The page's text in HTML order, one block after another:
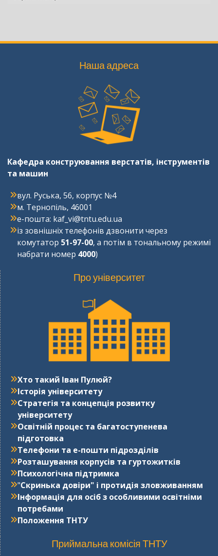
Наша адреса
Кафедра конструювання верстатів, інструментів
та машин
вул. Руська, 56, корпус №4
м. Тернопіль, 46001
e-пошта: kaf_vi@tntu.edu.ua
із зовнішніх телефонів дзвонити через
комутатор 51-97-00, а потім в тональному режимі
набрати номер 4000)
Про університет
Хто такий Іван Пулюй?
Історія університету
Стратегія та концепція розвитку
університету
Освітній процес та багатоступенева
підготовка
Телефони та е-пошти підрозділів
Розташування корпусів та гуртожитків
Психологічна підтримка
"Cкринька довіри" і протидія зловживанням
Інформація для осіб з особливими освітніми
потребами
Положення ТНТУ
Приймальна комісія ТНТУ